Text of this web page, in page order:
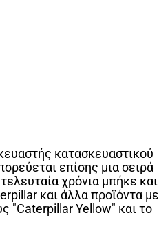
κατασκευαστικού
επίσης μια σειρά
χρόνια μπήκε και
και άλλα προϊόντα με
"Caterpillar Yellow" και το